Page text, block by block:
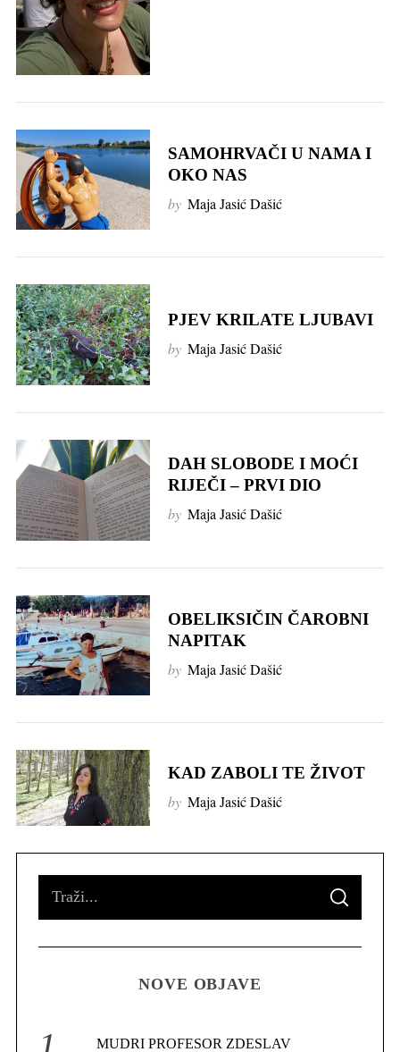
SAMOHRVAČI U NAMA I
OKO NAS
by Maja Jasić Dašić
PJEV KRILATE LJUBAVI
by Maja Jasić Dašić
DAH SLOBODE I MOĆI
RIJEČI – PRVI DIO
by Maja Jasić Dašić
OBELIKSIČIN ČAROBNI
NAPITAK
by Maja Jasić Dašić
KAD ZABOLI TE ŽIVOT
by Maja Jasić Dašić
S
A
C
NOVE OBJAVE
MUDRI PROFESOR ZDESLAV
S
e
a
r
h
r